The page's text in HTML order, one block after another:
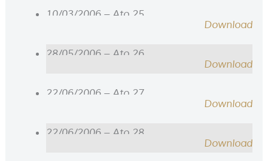
10/03/2006 – Ato 25
Download
28/05/2006 – Ato 26
Download
22/06/2006 – Ato 27
Download
22/06/2006 – Ato 28
Download